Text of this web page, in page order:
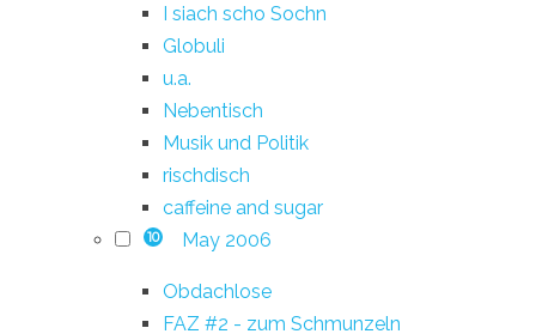
I siach scho Sochn
Globuli
u.a.
Nebentisch
Musik und Politik
rischdisch
caffeine and sugar
10 May 2006
Obdachlose
FAZ #2 - zum Schmunzeln